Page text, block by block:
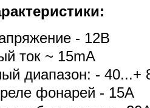
- 12В
ток ~ 15mA
диапазон: - 40...+
фонарей - 15A